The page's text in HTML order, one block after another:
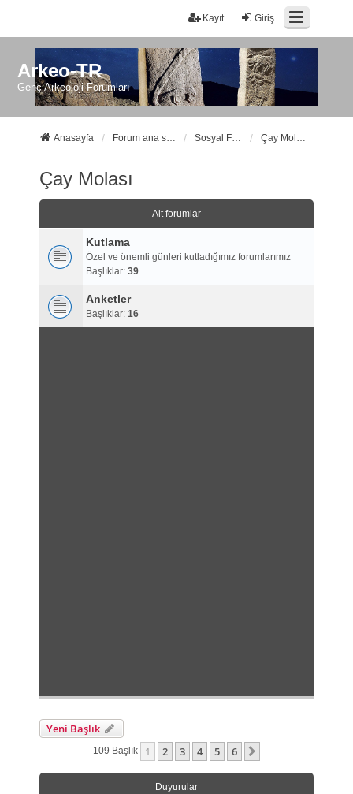
Giriş
Kayıt
Arkeo-TR
Genç Arkeoloji Forumları
Anasayfa Forum ana sayfa Sosyal Forumlarımız Çay Molası
Çay Molası
Alt forumlar
Kutlama
Özel ve önemli günleri kutladığımız forumlarımız
Başlıklar: 39
Anketler
Başlıklar: 16
Yeni Başlık
109 Başlık 1 2 3 4 5 6
Duyurular